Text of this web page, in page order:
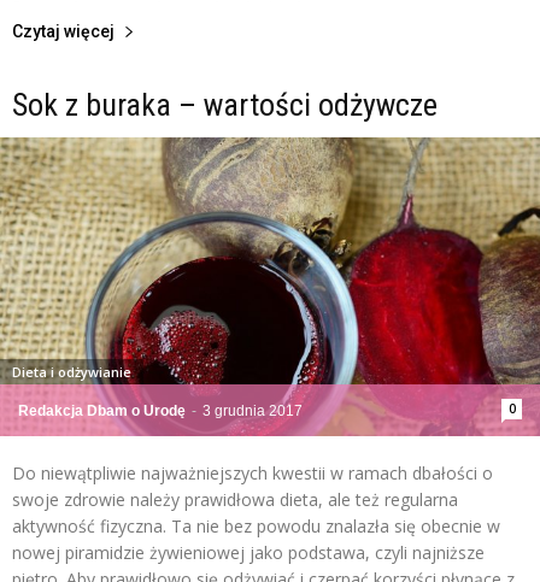
Czytaj więcej
Sok z buraka – wartości odżywcze
Redakcja Dbam o Urodę - 3 grudnia 2017 0
Dieta i odżywianie
Do niewątpliwie najważniejszych kwestii w ramach dbałości o
swoje zdrowie należy prawidłowa dieta, ale też regularna
aktywność fizyczna. Ta nie bez powodu znalazła się obecnie w
nowej piramidzie żywieniowej jako podstawa, czyli najniższe